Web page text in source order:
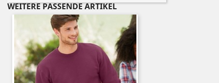
WEITERE PASSENDE ARTIKEL